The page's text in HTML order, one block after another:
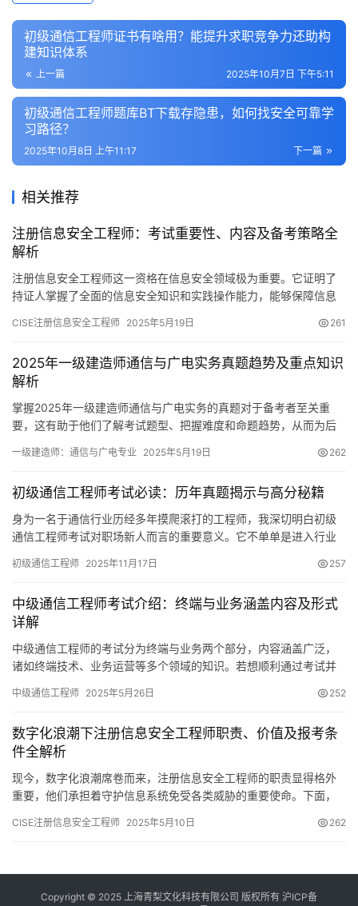
初级通信工程师证书有啥用？能提升求职竞争力还助构
建知识体系
上一篇 2025年10月7日 下午5:11
初级通信工程师题库BT下载存隐患，如何找安全可靠学
习路径？
下一篇
2025年10月8日 上午11:17
相关推荐
注册信息安全工程师：考试重要性、内容及备考策略全
解析
注册信息安全工程师这一资格在信息安全领域极为重要。它证明了
持证人掌握了全面的信息安全知识和实践操作能力，能够保障信息
CISE注册信息安全工程师 2025年5月19日 261
2025年一级建造师通信与广电实务真题趋势及重点知识
解析
掌握2025年一级建造师通信与广电实务的真题对于备考者至关重
要，这有助于他们了解考试题型、把握难度和命题趋势，从而为后
一级建造师：通信与广电专业 2025年5月19日 262
初级通信工程师考试必读：历年真题揭示与高分秘籍
身为一名于通信行业历经多年摸爬滚打的工程师，我深切明白初级
通信工程师考试对职场新人而言的重要意义。它不单单是进入行业
初级通信工程师 2025年11月17日 257
中级通信工程师考试介绍：终端与业务涵盖内容及形式
详解
中级通信工程师的考试分为终端与业务两个部分，内容涵盖广泛，
诸如终端技术、业务运营等多个领域的知识。若想顺利通过考试并
下面
中级通信工程师 2025年5月26日 252
数字化浪潮下注册信息安全工程师职责、价值及报考条
件全解析
现今，数字化浪潮席卷而来，注册信息安全工程师的职责显得格外
重要，他们承担着守护信息系统免受各类威胁的重要使命。下面，
CISE注册信息安全工程师 2025年5月10日 262
Copyright © 2025 上海青梨文化科技有限公司 版权所有 沪ICP备